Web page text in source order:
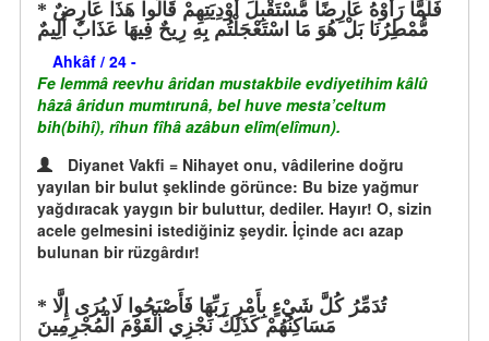
مُّمْطِرُنَا بَلْ هُوَ مَا اسْتَعْجَلْتُم بِهِ رِيحٌ فِيهَا عَذَابٌ أَلِيمٌ
Ahkâf / 24 -
Fe lemmâ reevhu âridan mustakbile evdiyetihim kâlû
hâzâ âridun mumtırunâ, bel huve mesta’celtum
bih(bihî), rîhun fîhâ azâbun elîm(elîmun).
Diyanet Vakfi = Nihayet onu, vâdilerine doğru
yayılan bir bulut şeklinde görünce: Bu bize yağmur
yağdıracak yaygın bir buluttur, dediler. Hayır! O, sizin
acele gelmesini istediğiniz şeydir. İçinde acı azap
bulunan bir rüzgârdır!
مَسَاكِنُهُمْ كَذَلِكَ نَجْزِي الْقَوْمَ الْمُجْرِمِينَ